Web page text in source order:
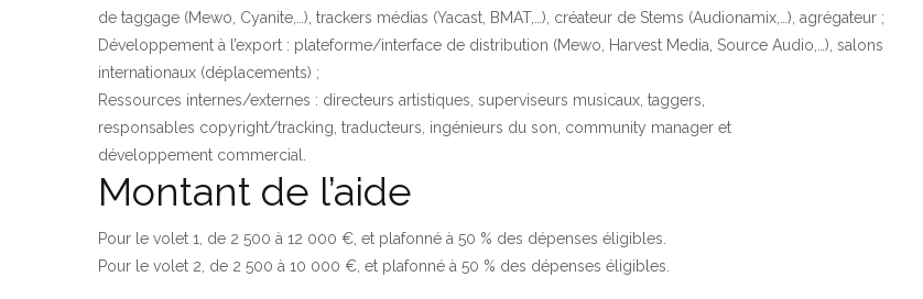
de taggage (Mewo, Cyanite,…), trackers médias (Yacast, BMAT,…), créateur de Stems (Audionamix,…), agrégateur ;
Développement à l’export : plateforme/interface de distribution (Mewo, Harvest Media, Source Audio,…), salons
internationaux (déplacements) ;
Ressources internes/externes : directeurs artistiques, superviseurs musicaux, taggers,
responsables copyright/tracking, traducteurs, ingénieurs du son, community manager et
développement commercial.
Montant de l’aide
Pour le volet 1, de 2 500 à 12 000 €, et plafonné à 50 % des dépenses éligibles.
Pour le volet 2, de 2 500 à 10 000 €, et plafonné à 50 % des dépenses éligibles.